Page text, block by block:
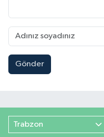
Gönder
Trabzon